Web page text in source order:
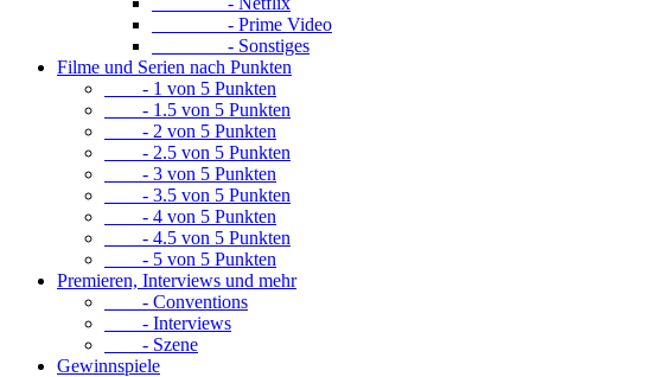
- Prime Video
- Sonstiges
Filme und Serien nach Punkten
- 1 von 5 Punkten
- 1.5 von 5 Punkten
- 2 von 5 Punkten
- 2.5 von 5 Punkten
- 3 von 5 Punkten
- 3.5 von 5 Punkten
- 4 von 5 Punkten
- 4.5 von 5 Punkten
- 5 von 5 Punkten
Premieren, Interviews und mehr
- Conventions
- Interviews
- Szene
Gewinnspiele